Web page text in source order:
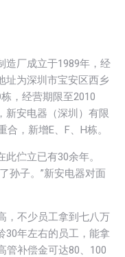
造厂成立于1989年，经
址为深圳市宝安区西乡
，经营期限至2010
新安电器（深圳）有限
，新增E、F、H栋。
伫立已有30余年。
孙子。”新安电器对面
，不少员工拿到七八万
30年左右的员工，能拿
管补偿金可达80、100